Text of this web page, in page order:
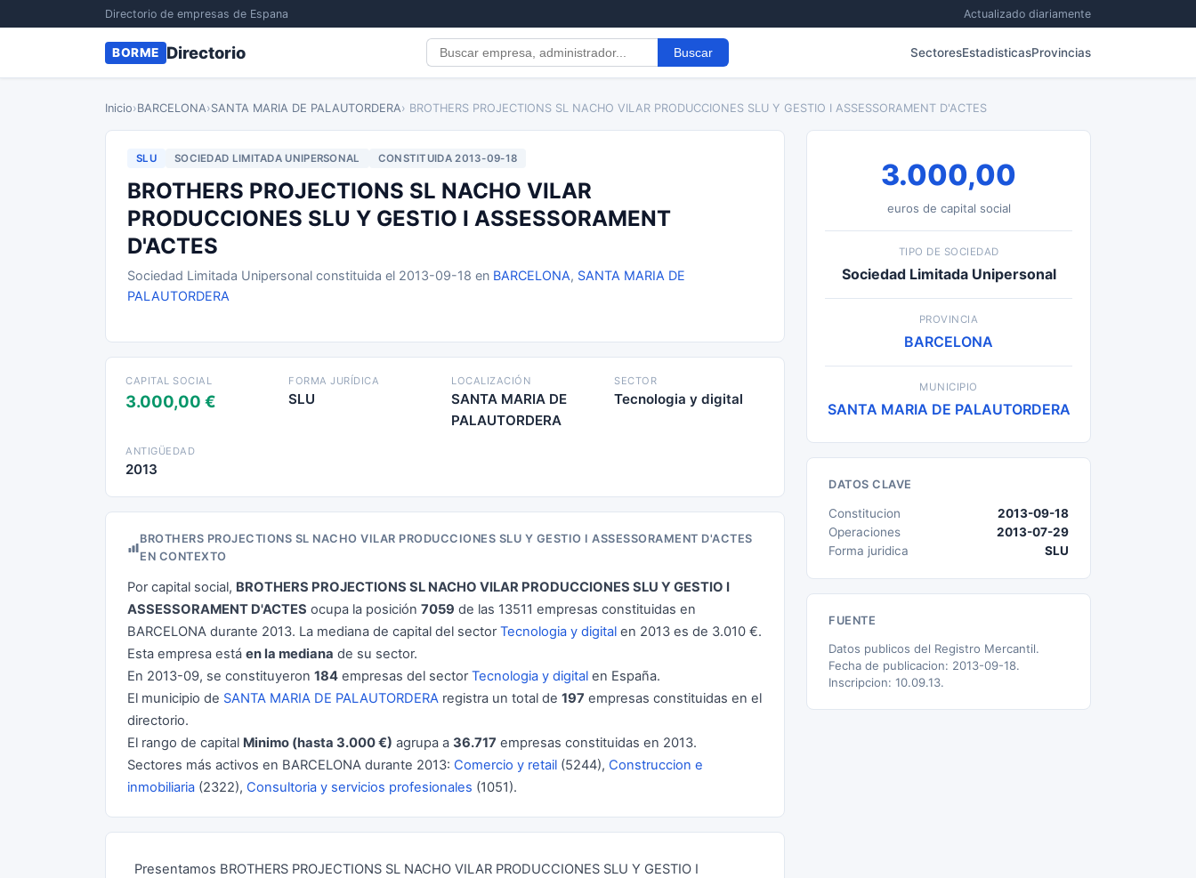
Directorio de empresas de Espana Actualizado diariamente
BORME Directorio Buscar SectoresEstadisticasProvincias
Inicio›BARCELONA›SANTA MARIA DE PALAUTORDERA› BROTHERS PROJECTIONS SL NACHO VILAR PRODUCCIONES SLU Y GESTIO I ASSESSORAMENT D'ACTES
SLU SOCIEDAD LIMITADA UNIPERSONAL CONSTITUIDA 2013-09-18
BROTHERS PROJECTIONS SL NACHO VILAR
PRODUCCIONES SLU Y GESTIO I ASSESSORAMENT
D'ACTES
Sociedad Limitada Unipersonal constituida el 2013-09-18 en BARCELONA, SANTA MARIA DE
PALAUTORDERA
CAPITAL SOCIAL
3.000,00 €
FORMA JURÍDICA
SLU
LOCALIZACIÓN
SANTA MARIA DE
PALAUTORDERA
SECTOR
Tecnologia y digital
ANTIGÜEDAD
2013
BROTHERS PROJECTIONS SL NACHO VILAR PRODUCCIONES SLU Y GESTIO I ASSESSORAMENT D'ACTES
EN CONTEXTO
Por capital social, BROTHERS PROJECTIONS SL NACHO VILAR PRODUCCIONES SLU Y GESTIO I
ASSESSORAMENT D'ACTES ocupa la posición 7059 de las 13511 empresas constituidas en
BARCELONA durante 2013. La mediana de capital del sectorTecnologia y digital en 2013 es de 3.010 €.
Esta empresa está en la mediana de su sector.
En 2013-09, se constituyeron 184 empresas del sectorTecnologia y digital en España.
El municipio de SANTA MARIA DE PALAUTORDERA registra un total de 197 empresas constituidas en el
directorio.
El rango de capital Minimo (hasta 3.000 €) agrupa a 36.717 empresas constituidas en 2013.
Sectores más activos en BARCELONA durante 2013: Comercio y retail (5244), Construccion e
inmobiliaria (2322), Consultoria y servicios profesionales (1051).
Presentamos BROTHERS PROJECTIONS SL NACHO VILAR PRODUCCIONES SLU Y GESTIO I
3.000,00
euros de capital social
TIPO DE SOCIEDAD
Sociedad Limitada Unipersonal
PROVINCIA
BARCELONA
MUNICIPIO
SANTA MARIA DE PALAUTORDERA
DATOS CLAVE
Constitucion
2013-09-18
Operaciones
2013-07-29
Forma juridica
SLU
FUENTE
Datos publicos del Registro Mercantil.
Fecha de publicacion: 2013-09-18.
Inscripcion: 10.09.13.